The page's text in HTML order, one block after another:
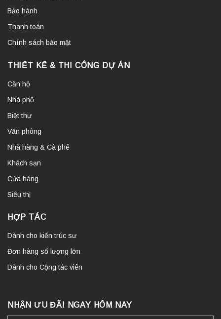
Bảo hành
Thanh toán
Chính sách bảo mật
THIẾT KẾ & THI CÔNG DỰ ÁN
Căn hộ
Nhà phố
Biệt thự
Văn phòng
Nhà hàng & Cà phê
Khách sạn
Cửa hàng
Siêu thị
HỢP TÁC
Dành cho kiến trúc sư
Đơn hàng số lượng lớn
Dành cho Cộng tác viên
NHẬN ƯU ĐÃI NGAY HÔM NAY